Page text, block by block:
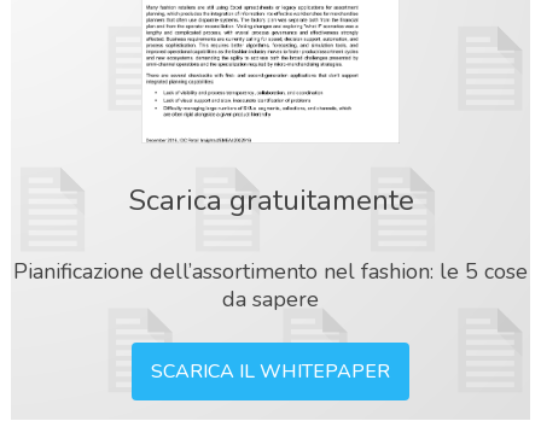
Scarica gratuitamente
Pianificazione dell’assortimento nel fashion: le 5 cose
da sapere
SCARICA IL WHITEPAPER